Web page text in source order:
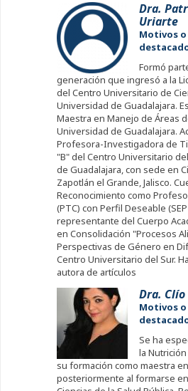
Dra.
Uriarte
Motivos
Formó
generación que ingresó a la
del Centro Universitario de
Universidad de Guadalajara.
Maestra en Manejo de Áreas
Universidad de Guadalajara.
Profesora-Investigadora de
"B" del Centro Universitario
de Guadalajara, con sede en
Zapotlán el Grande, Jalisco.
Reconocimiento como
(PTC) con Perfil Deseable
representante del Cuerpo
en Consolidación "Procesos
Perspectivas de Género en
Centro Universitario del Sur.
autora de artículos
Dra. Clío
Motivos
Se ha
la
su formación como maestra
posteriormente al formarse